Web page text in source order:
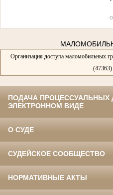
Организация доступа маломобильных
ПОДАЧА ПРОЦЕССУАЛЬНЫХ
ЭЛЕКТРОННОМ ВИДЕ
О СУДЕ
СУДЕЙСКОЕ СООБЩЕСТВО
НОРМАТИВНЫЕ АКТЫ